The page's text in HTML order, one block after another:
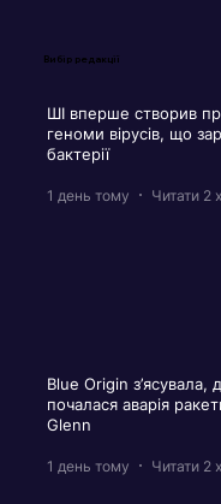
Вибір редакції
ШІ вперше створив
геноми вірусів, що
бактерії
1 день тому Читати 2
Blue Origin з’ясувала,
почалася аварія
Glenn
1 день тому Читати 2